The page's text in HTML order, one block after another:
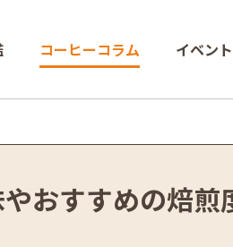
コーヒーコラム イベント
おすすめの焙煎